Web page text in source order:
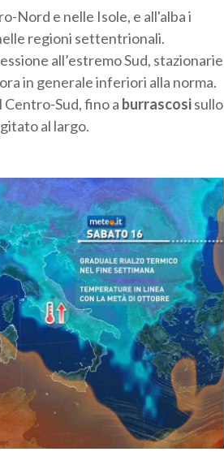
Nord e nelle Isole, e all'alba i
regioni settentrionali.
all’estremo Sud, stazionarie
in generale inferiori alla norma.
Sud, fino a burrascosisullo
al largo.